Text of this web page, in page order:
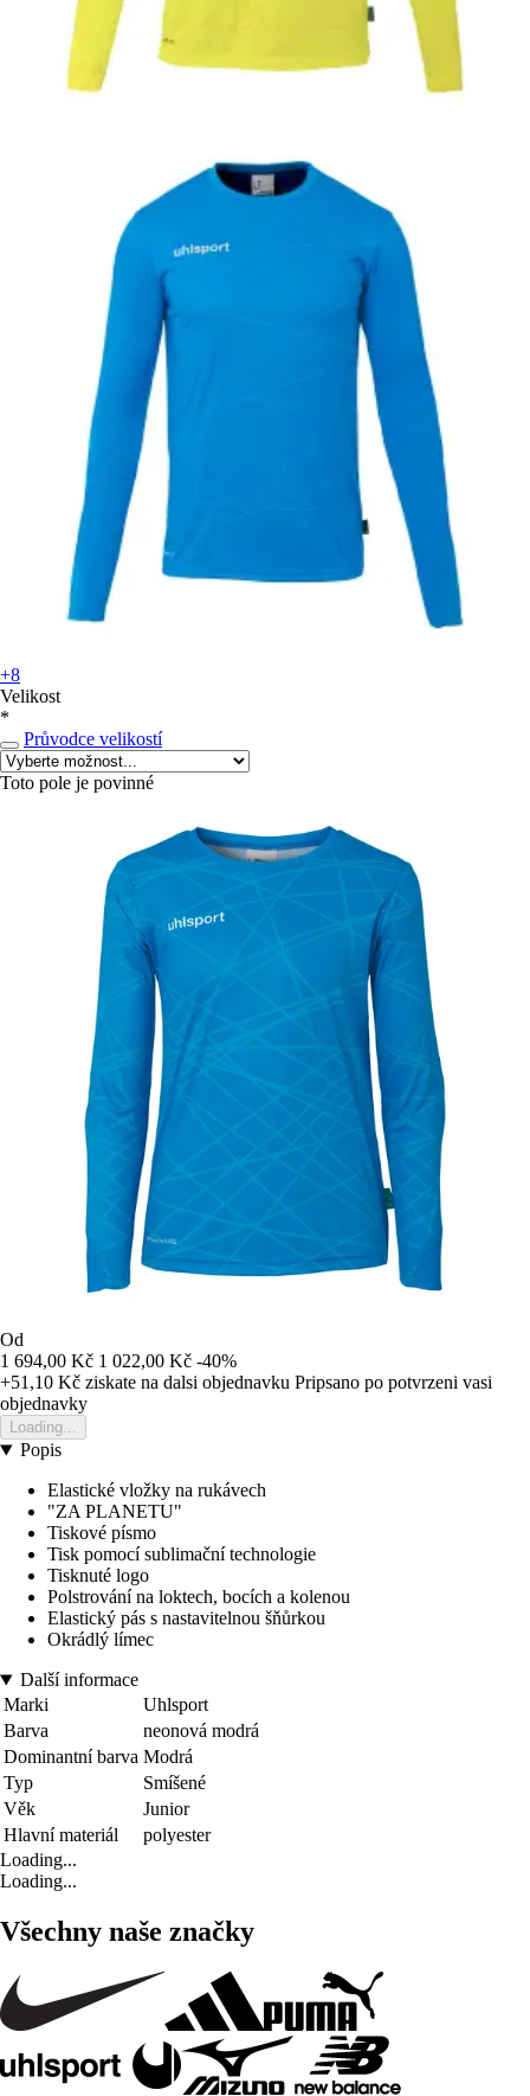
+8
Velikost
*
Průvodce velikostí
Toto pole je povinné
Od
1 694,00 Kč 1 022,00 Kč -40%
+51,10 Kč ziskate na dalsi objednavku Pripsano po potvrzeni vasi
objednavky
Loading...
Popis
Elastické vložky na rukávech
"ZA PLANETU"
Tiskové písmo
Tisk pomocí sublimační technologie
Tisknuté logo
Polstrování na loktech, bocích a kolenou
Elastický pás s nastavitelnou šňůrkou
Okrádlý límec
Další informace
Marki
Uhlsport
Barva
neonová modrá
Dominantní barva Modrá
Typ
Smíšené
Věk
Junior
Hlavní materiál
polyester
Loading...
Loading...
Všechny naše značky